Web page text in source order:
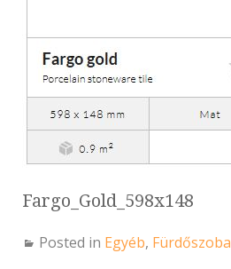
Fargo_Gold_598x148
Posted in Egyéb, Fürdőszoba